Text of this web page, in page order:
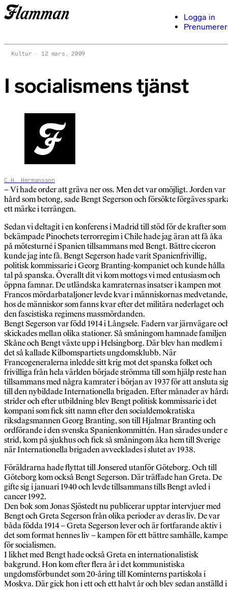
Logga in
Kultur 12 mars, 2009
I socialismens tjänst
C.H. Hermansson
– Vi hade order att gräva ner oss. Men det var omöjligt. Jorden var
hård som betong, sade Bengt Segerson och försökte förgäves
ett märke i terrängen.
Sedan vi deltagit i en konferens i Madrid till stöd för de krafter som
bekämpade Pinochets terrorregim i Chile hade jag äran att få åka
på mötesturné i Spanien tillsammans med Bengt. Bättre ciceron
kunde jag inte få. Bengt Segerson hade varit Spanienfrivillig,
politisk kommissarie i Georg Branting-kompaniet och kunde hålla
tal på spanska. Överallt dit vi kom mottogs vi med entusiasm och
öppna famnar. De utländska kamraternas insatser i kampen mot
Francos mördarbataljoner levde kvar i människornas medvetande,
hos de människor som fanns kvar efter det militära nederlaget och
den fascistiska regimens massmördanden.
Bengt Segerson var född 1914 i Långsele. Fadern var järnvägare
skickades mellan olika stationer. Så småningom hamnade familjen
Skåne och Bengt växte upp i Helsingborg. Där blev han medlem i
det så kallade Kilbomspartiets ungdomsklubb. När
Francogeneralerna inledde sitt krig mot det spanska folket och
frivilliga från hela världen började strömma till som hjälp reste han
tillsammans med några kamrater i början av 1937 för att ansluta sig
till den nybildade Internationella brigaden. Efter månader av
strider och efter utbildning blev Bengt politisk kommissarie i det
kompani som fick sitt namn efter den socialdemokratiska
riksdagsmannen Georg Branting, son till Hjalmar Branting och
ordförande i den svenska Spanienkommittén. Han sårades under
strid, kom på sjukhus och fick så småningom åka hem till Sverige
när Internationella brigaden avvecklades i slutet av 1938.
Föräldrarna hade flyttat till Jonsered utanför Göteborg. Och till
Göteborg kom också Bengt Segerson. Där träffade han Greta. De
gifte sig i januari 1940 och levde tillsammans tills Bengt avled i
cancer 1992.
Den bok som Jonas Sjöstedt nu publicerar upptar intervjuer med
Bengt och Greta Segerson från olika perioder av deras liv. De var
båda födda 1914 – Greta Segerson lever och är fortfarande aktiv i
det som format hennes liv – kampen för ett bättre samhälle,
för socialismen.
I likhet med Bengt hade också Greta en internationalistisk
bakgrund. Hon kom efter flera år i det kommunistiska
ungdomsförbundet som 20-åring till Kominterns partiskola i
Moskva. Där gick hon i ett och ett halvt år och blev sedan anställd i